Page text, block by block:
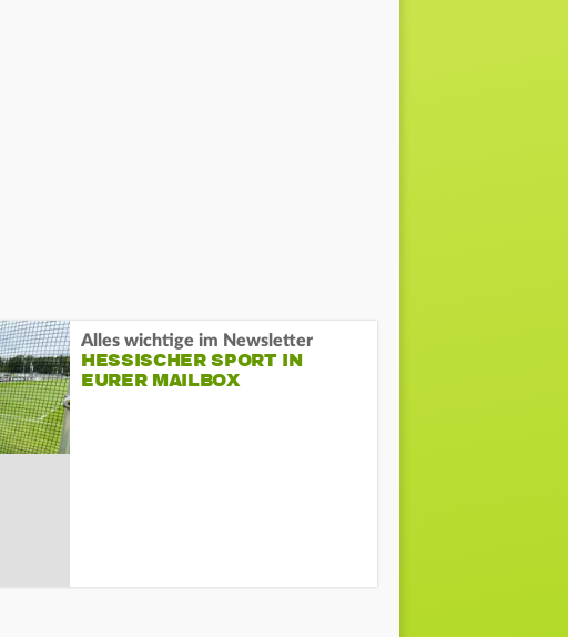
Alles wichtige im Newsletter
HESSISCHER SPORT IN
EURER MAILBOX